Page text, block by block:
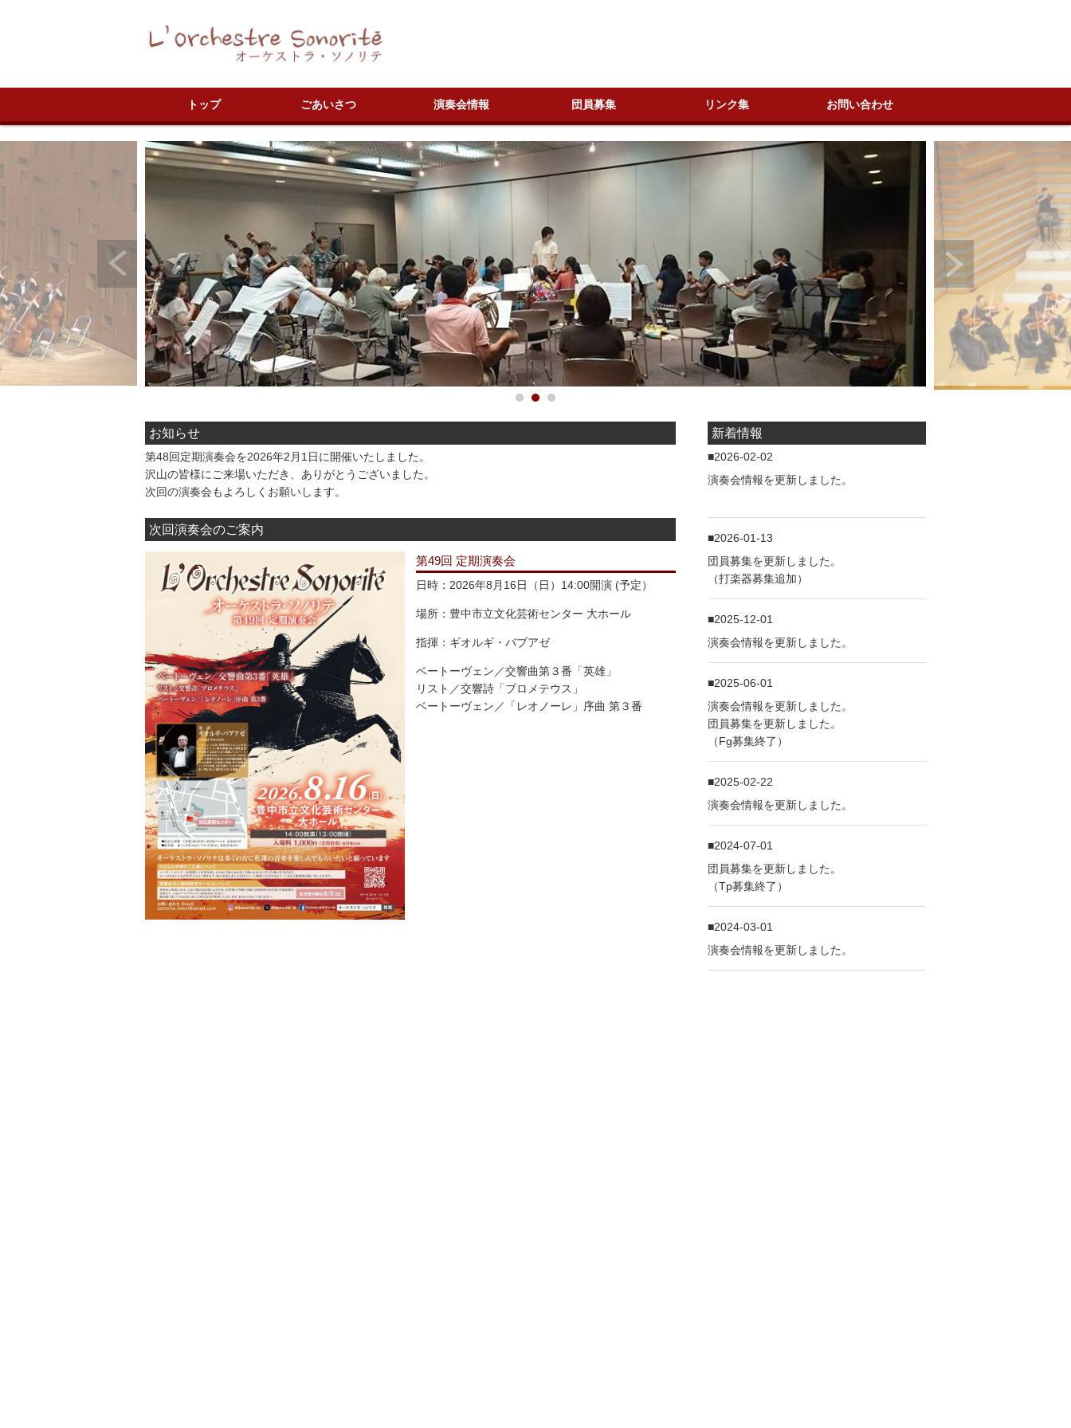
トップ ごあいさつ 演奏会情報 団員募集 リンク集 お問い合わせ
お知らせ
第48回定期演奏会を2026年2月1日に開催いたしました。
沢山の皆様にご来場いただき、ありがとうございました。
次回の演奏会もよろしくお願いします。
次回演奏会のご案内
第49回 定期演奏会
日時：2026年8月16日（日）14:00開演 (予定）
場所：豊中市立文化芸術センター 大ホール
指揮：ギオルギ・バブアゼ
ベートーヴェン／交響曲第３番「英雄」
リスト／交響詩「プロメテウス」
ベートーヴェン／「レオノーレ」序曲 第３番
新着情報
2026-02-02
演奏会情報を更新しました。
2026-01-13
団員募集を更新しました。
（打楽器募集追加）
2025-12-01
演奏会情報を更新しました。
2025-06-01
演奏会情報を更新しました。
団員募集を更新しました。
（Fg募集終了）
2025-02-22
演奏会情報を更新しました。
2024-07-01
団員募集を更新しました。
（Tp募集終了）
2024-03-01
演奏会情報を更新しました。